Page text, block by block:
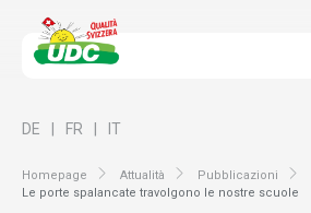
Homepage Attualità Pubblicazioni
Le porte spalancate travolgono le nostre scuole
DE FR IT